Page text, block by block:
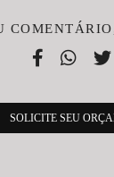
SOLICITE SEU